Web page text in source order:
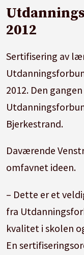
2012
Sertifisering av
2012. Den
Bjerkestrand.
Daværende
omfavnet ideen.
– Dette er et
fra
kvalitet i skolen
En